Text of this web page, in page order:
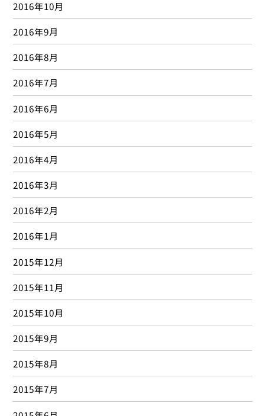
2016年10月
2016年9月
2016年8月
2016年7月
2016年6月
2016年5月
2016年4月
2016年3月
2016年2月
2016年1月
2015年12月
2015年11月
2015年10月
2015年9月
2015年8月
2015年7月